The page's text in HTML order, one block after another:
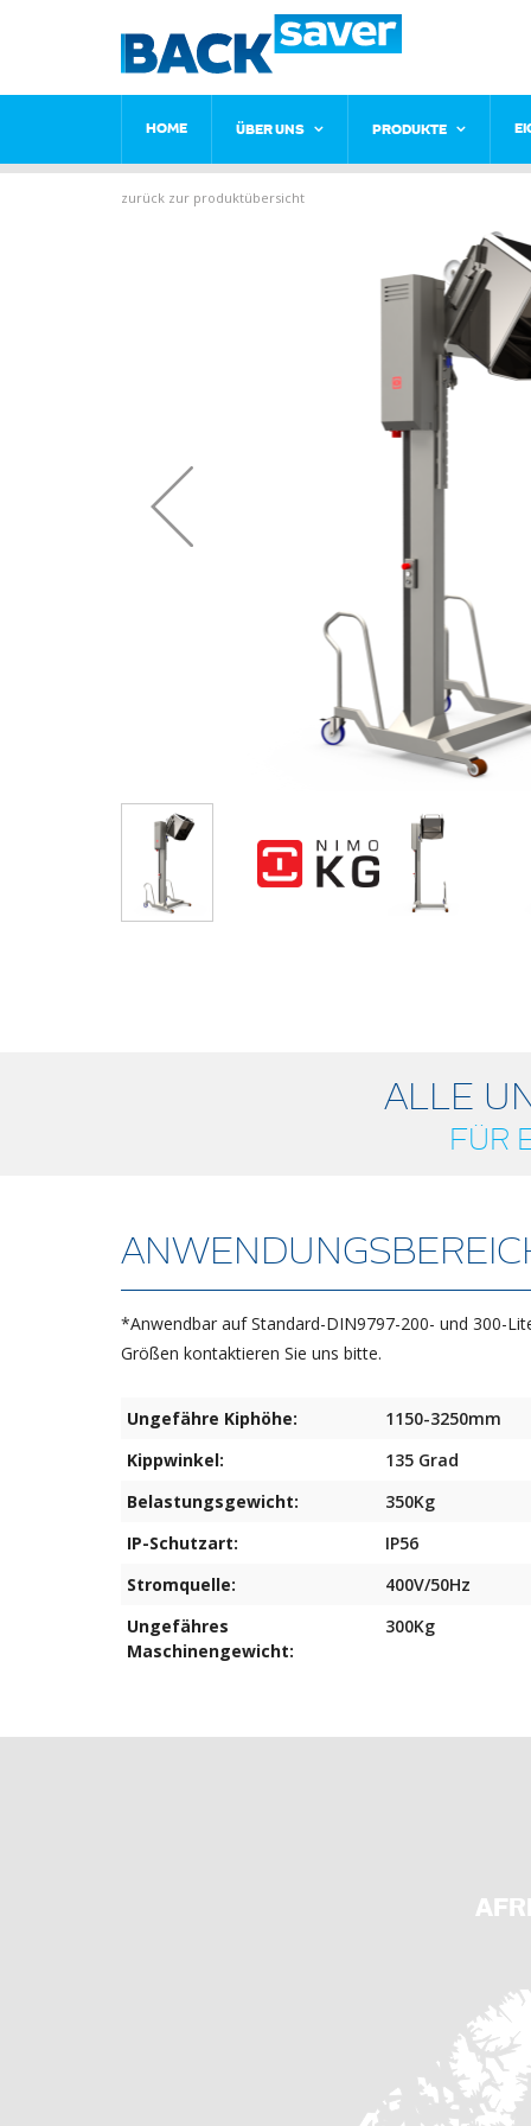
HOME ÜBER UNS PRODUKTE
zurück zur produktübersicht
ALLE
FÜR
*Anwendbar auf Standard-DIN9797-200- und 300-
Größen kontaktieren Sie uns bitte.
Ungefähre Kiphöhe:
1150-3250mm
Kippwinkel:
135 Grad
Belastungsgewicht:
350Kg
IP-Schutzart:
IP56
Stromquelle:
400V/50Hz
Ungefähres
Maschinengewicht:
300Kg